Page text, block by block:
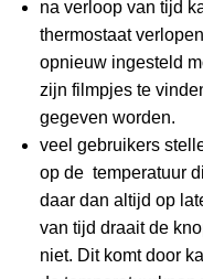
na verloop van tijd
thermostaat
opnieuw ingesteld
zijn filmpjes te
gegeven worden.
veel gebruikers
op de temperatuur
daar dan altijd op
van tijd draait de
niet. Dit komt door